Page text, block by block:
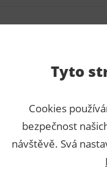
Tyto
Cookies
bezpečnost
návštěvě. Svá